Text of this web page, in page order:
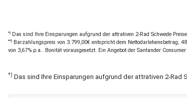
*) Das sind Ihre Einsparungen aufgrund der attrativen 2-Rad Schwede
**) Barzahlungspreis von 3.799,00€ entspricht dem Nettodarlehensbetrag;
von 3,67% p.a.. Bonität vorausgesetzt. Ein Angebot der Santander
*) Das sind Ihre Einsparungen aufgrund der attrativen 2-